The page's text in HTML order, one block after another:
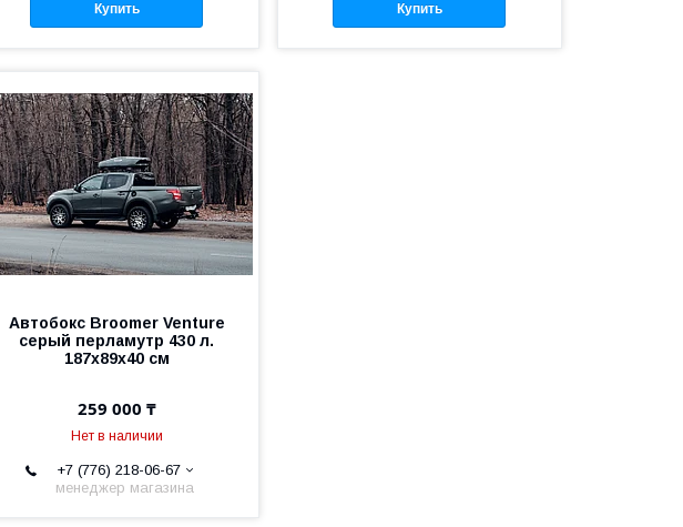
Купить Купить
Автобокс Broomer Venture
серый перламутр 430 л.
187х89х40 см
259 000 ₸
Нет в наличии
+7 (776) 218-06-67
менеджер магазина